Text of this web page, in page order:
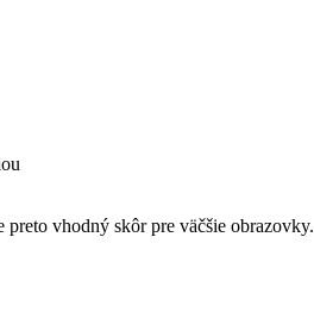
vhodný skôr pre väčšie obrazovky.